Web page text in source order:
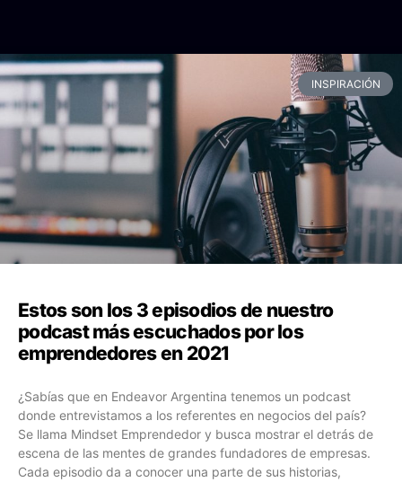
INSPIRACIÓN
Estos son los 3 episodios de nuestro
podcast más escuchados por los
emprendedores en 2021
¿Sabías que en Endeavor Argentina tenemos un podcast
donde entrevistamos a los referentes en negocios del país?
Se llama Mindset Emprendedor y busca mostrar el detrás de
escena de las mentes de grandes fundadores de empresas.
Cada episodio da a conocer una parte de sus historias,